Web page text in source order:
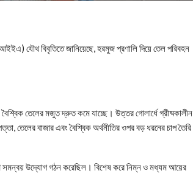
যৌথ বিবৃতিতে জানিয়েছে, হরমুজ প্রণালি দিয়ে তেল পরিবহন
তেলের মজুত দ্রুত কমে যাচ্ছে। উত্তর গোলার্ধে গ্রীষ্মকালীন
তেলের বাজার এবং বৈশ্বিক অর্থনীতির ওপর বড় ধরনের চাপ তৈরি
উদ্যোগ গঠন করেছিল। বিশেষ করে নিম্ন ও মধ্যম আয়ের